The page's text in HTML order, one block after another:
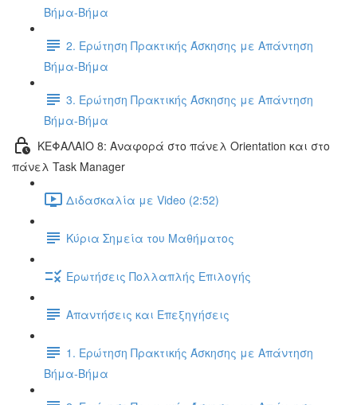
Βήμα-Βήμα
2. Ερώτηση Πρακτικής Άσκησης με Απάντηση
Βήμα-Βήμα
3. Ερώτηση Πρακτικής Άσκησης με Απάντηση
Βήμα-Βήμα
ΚΕΦΑΛΑΙΟ 8: Αναφορά στο πάνελ Orientation και στο
πάνελ Task Manager
Διδασκαλία με Video (2:52)
Κύρια Σημεία του Μαθήματος
Ερωτήσεις Πολλαπλής Επιλογής
Απαντήσεις και Επεξηγήσεις
1. Ερώτηση Πρακτικής Άσκησης με Απάντηση
Βήμα-Βήμα